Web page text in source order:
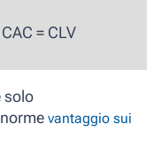
= CLV
solo
vantaggio sui